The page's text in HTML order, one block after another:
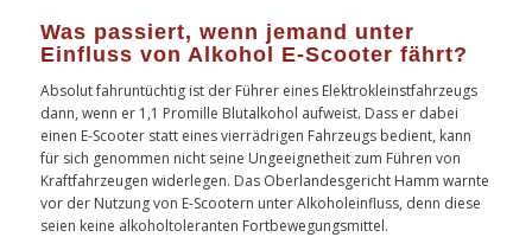
Was passiert, wenn jemand unter
Einfluss von Alkohol E-Scooter fährt?
Absolut fahruntüchtig ist der Führer eines Elektrokleinstfahrzeugs
dann, wenn er 1,1 Promille Blutalkohol aufweist. Dass er dabei
einen E-Scooter statt eines vierrädrigen Fahrzeugs bedient, kann
für sich genommen nicht seine Ungeeignetheit zum Führen von
Kraftfahrzeugen widerlegen. Das Oberlandesgericht Hamm warnte
vor der Nutzung von E-Scootern unter Alkoholeinfluss, denn diese
seien keine alkoholtoleranten Fortbewegungsmittel.